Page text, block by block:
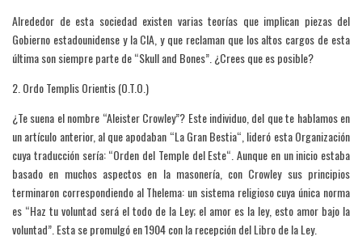
Alrededor de esta sociedad existen varias teorías que implican piezas del
Gobierno estadounidense y la CIA, y que reclaman que los altos cargos de esta
última son siempre parte de “Skull and Bones”. ¿Crees que es posible?
2. Ordo Templis Orientis (O.T.O.)
¿Te suena el nombre “Aleister Crowley”? Este individuo, del que te hablamos en
un artículo anterior, al que apodaban “La Gran Bestia“, lideró esta Organización
cuya traducción sería: “Orden del Temple del Este“. Aunque en un inicio estaba
basado en muchos aspectos en la masonería, con Crowley sus principios
terminaron correspondiendo al Thelema: un sistema religioso cuya única norma
es “Haz tu voluntad será el todo de la Ley; el amor es la ley, esto amor bajo la
voluntad”. Esta se promulgó en 1904 con la recepción del Libro de la Ley.